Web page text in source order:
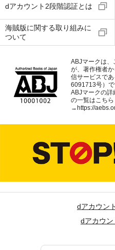
dアカウント2段階認証とは
海賊版に関する取り組みに
ついて
ABJマークは、
が、著作権者
信サービスで
6091713号）で
ABJマークの詳
の一覧はこちら
→ https://
dアカウン
dアカウ